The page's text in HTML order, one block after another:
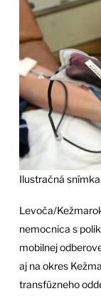
Ilustračná snímka.
Levoča/
nemocnica s
mobilnej
aj na okres
transfúzneho